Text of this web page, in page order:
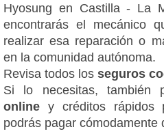
Hyosung en Castilla - La
encontrarás el mecánico
realizar esa reparación o
en la comunidad autónoma.
Revisa todos los seguros
Si lo necesitas, también
online y créditos rápidos
podrás pagar cómodamente